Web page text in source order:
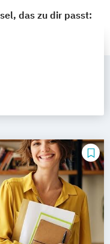
das zu dir passt: